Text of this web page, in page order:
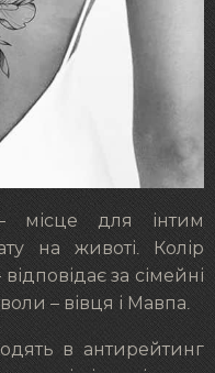
місце для інтим
на животі. Колір
за сімейні
– вівця і Мавпа.
в антирейтинг